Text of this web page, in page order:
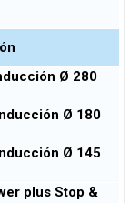
Ø 280
Ø 180
Ø 145
plus Stop &